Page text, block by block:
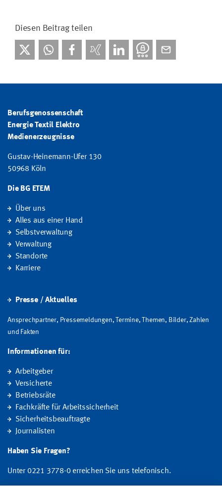
Diesen Beitrag teilen
Berufsgenossenschaft
Energie Textil Elektro
Medienerzeugnisse
Gustav-Heinemann-Ufer 130
50968 Köln
Die BG ETEM
Über uns
Alles aus einer Hand
Selbstverwaltung
Verwaltung
Standorte
Karriere
Presse / Aktuelles
Ansprechpartner, Pressemeldungen, Termine, Themen, Bilder, Zahlen
und Fakten
Informationen für:
Arbeitgeber
Versicherte
Betriebsräte
Fachkräfte für Arbeitssicherheit
Sicherheitsbeauftragte
Journalisten
Haben Sie Fragen?
Unter 0221 3778-0 erreichen Sie uns telefonisch.